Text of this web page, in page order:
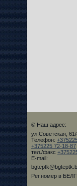
© Наш адрес:
ул.Советская,
Телефон:
+375225 72-18-87
тел./факс
E-mail:
Рег.номер в